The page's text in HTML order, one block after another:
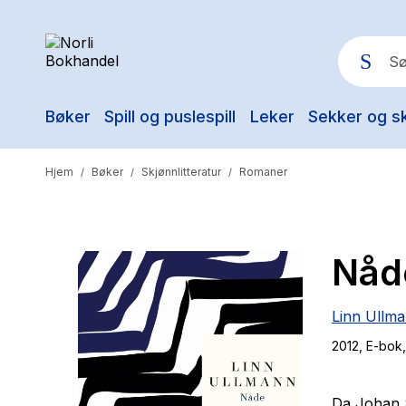
Bøker Spill og puslespill Leker Sekker og
Hjem / Bøker / Skjønnlitteratur / Romaner
Linn
2012 , E-bok